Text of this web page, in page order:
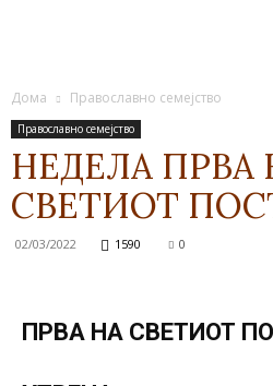
Дома Православно семејство
Православно семејство
НЕДЕЛА ПРВА
СВЕТИОТ
02/03/2022 1590 0
ПРВА НА СВЕТИОТ